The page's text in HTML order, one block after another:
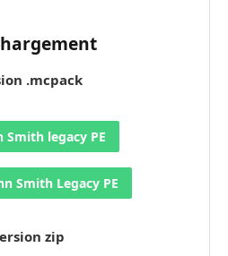
.mcpack
Smith legacy PE
Smith Legacy PE
zip